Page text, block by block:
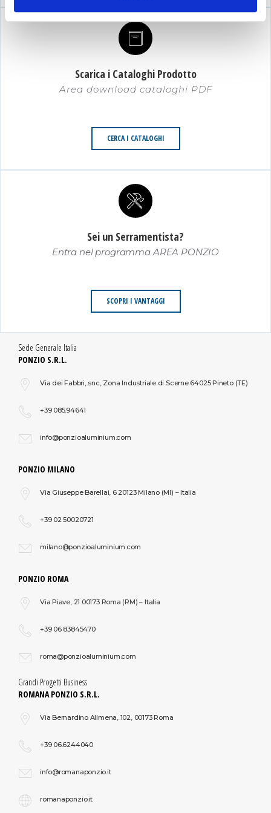
Più info
NORI SYSTEMS
PIANO D'ACCIO, TE 64100
FIMAV SRL
C/DA SALARA ZONA ARTIGIANALE
Directions
PEDICONE SERRAMENTI SNC
Via Bruschelli,28/30 - Z.A.V Pavone
TERAMO, TE 64100
ITALIA
Più info
Loc. Ponte S. Antonio
PENNE, PE 65017
Più info
ALLUMINIO VAL VIBRATA SRL
NERETO, TE 64015
Più info
L.F.A. SRL
Scarica i Cataloghi Prodotto
Area download cataloghi PDF
CERCA I CATALOGHI
Sei un Serramentista?
Entra nel programma AREA PONZIO
SCOPRI I VANTAGGI
Sede Generale Italia
PONZIO S.R.L.
Via dei Fabbri, snc, Zona Industriale di Scerne 64025 Pineto (TE)
+39 085.94641
info@ponzioaluminium.com
PONZIO MILANO
Via Giuseppe Barellai, 6 20123 Milano (MI) – Italia
+39 02 50020721
milano@ponzioaluminium.com
PONZIO ROMA
Via Piave, 21 00173 Roma (RM) – Italia
+39 06 83845470
roma@ponzioaluminium.com
Grandi Progetti Business
ROMANA PONZIO S.R.L.
Via Bernardino Alimena, 102, 00173 Roma
+39 06.6244040
info@romanaponzio.it
romanaponzio.it